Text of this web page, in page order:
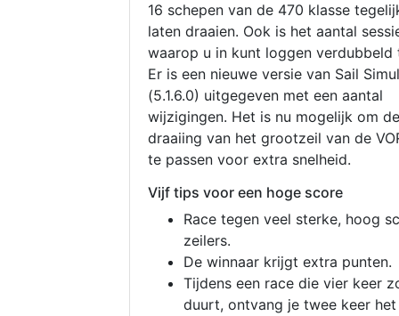
16 schepen van de 470 klasse
laten draaien. Ook is het aantal
waarop u in kunt loggen verdubbeld
Er is een nieuwe versie van Sail
(5.1.6.0) uitgegeven met een aantal
wijzigingen. Het is nu mogelijk om de
draaiing van het grootzeil van de
te passen voor extra snelheid.
Vijf tips voor een hoge score
Race tegen veel sterke, hoog
zeilers.
De winnaar krijgt extra punten.
Tijdens een race die vier keer
duurt, ontvang je twee keer